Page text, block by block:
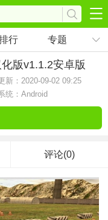
行 专题
版v1.1.2安卓版
新：2020-09-02 09:25
统：Android
评论(0)